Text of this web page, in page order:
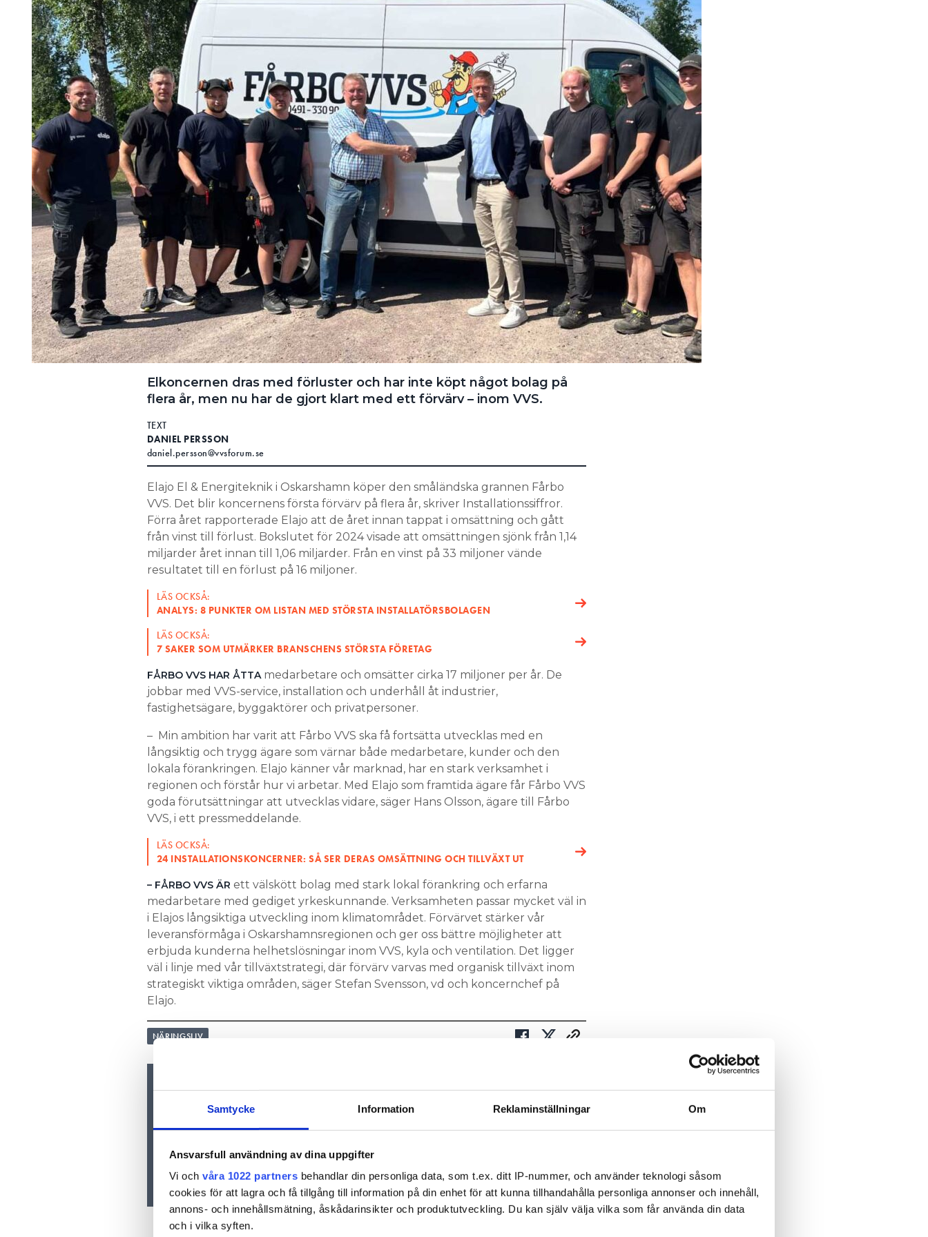
Samtycke Information Reklaminställningar Om
Ansvarsfull användning av dina uppgifter
Vi och våra 1022 partners behandlar din personliga data, som t.ex. ditt IP-nummer, och använder teknologi såsom
cookies för att lagra och få tillgång till information på din enhet för att kunna tillhandahålla personliga annonser och innehåll,
annons- och innehållsmätning, åskådarinsikter och produktutveckling. Du kan själv välja vilka som får använda din data
och i vilka syften.
Search for:
SEARCH
Elkoncernen dras med förluster och har inte köpt något bolag på
flera år, men nu har de gjort klart med ett förvärv – inom VVS.
TEXT
DANIEL PERSSON
daniel.persson@vvsforum.se
Elajo El & Energiteknik i Oskarshamn köper den småländska grannen Fårbo
VVS. Det blir koncernens första förvärv på flera år, skriver Installationssiffror.
Förra året rapporterade Elajo att de året innan tappat i omsättning och gått
från vinst till förlust. Bokslutet för 2024 visade att omsättningen sjönk från 1,14
miljarder året innan till 1,06 miljarder. Från en vinst på 33 miljoner vände
resultatet till en förlust på 16 miljoner.
LÄS OCKSÅ:
ANALYS: 8 PUNKTER OM LISTAN MED STÖRSTA INSTALLATÖRSBOLAGEN
LÄS OCKSÅ:
7 SAKER SOM UTMÄRKER BRANSCHENS STÖRSTA FÖRETAG
FÅRBO VVS HAR ÅTTAmedarbetare och omsätter cirka 17 miljoner per år. De
jobbar med VVS-service, installation och underhåll åt industrier,
fastighetsägare, byggaktörer och privatpersoner.
– Min ambition har varit att Fårbo VVS ska få fortsätta utvecklas med en
långsiktig och trygg ägare som värnar både medarbetare, kunder och den
lokala förankringen. Elajo känner vår marknad, har en stark verksamhet i
regionen och förstår hur vi arbetar. Med Elajo som framtida ägare får Fårbo VVS
goda förutsättningar att utvecklas vidare, säger Hans Olsson, ägare till Fårbo
VVS, i ett pressmeddelande.
LÄS OCKSÅ:
24 INSTALLATIONSKONCERNER: SÅ SER DERAS OMSÄTTNING OCH TILLVÄXT UT
– FÅRBO VVS ÄR ett välskött bolag med stark lokal förankring och erfarna
medarbetare med gediget yrkeskunnande. Verksamheten passar mycket väl in
i Elajos långsiktiga utveckling inom klimatområdet. Förvärvet stärker vår
leveransförmåga i Oskarshamnsregionen och ger oss bättre möjligheter att
erbjuda kunderna helhetslösningar inom VVS, kyla och ventilation. Det ligger
väl i linje med vår tillväxtstrategi, där förvärv varvas med organisk tillväxt inom
strategiskt viktiga områden, säger Stefan Svensson, vd och koncernchef på
Elajo.
NÄRINGSLIV
Nyhetsbrev
Prenumerera på vårt nyhetsbrev och få nyheter, tips och bevakningar rakt ner i